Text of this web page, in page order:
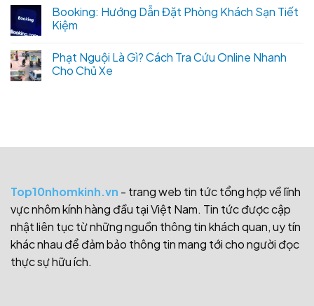
Booking: Hướng Dẫn Đặt Phòng Khách Sạn Tiết
Kiệm
Phạt Nguội Là Gì? Cách Tra Cứu Online Nhanh
Cho Chủ Xe
Top10nhomkinh.vn - trang web tin tức tổng hợp về lĩnh
vực nhôm kính hàng đầu tại Việt Nam. Tin tức được cập
nhật liên tục từ những nguồn thông tin khách quan, uy tín
khác nhau để đảm bảo thông tin mang tới cho người đọc
thực sự hữu ích.